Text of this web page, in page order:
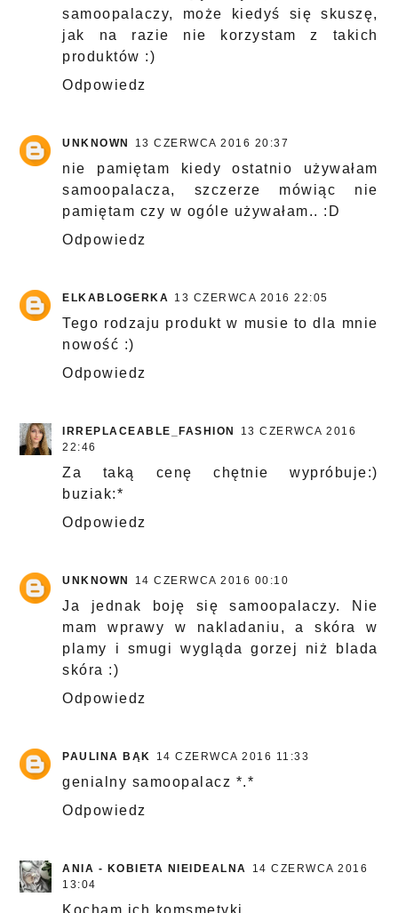
samoopalaczy, może kiedyś się skuszę,
jak na razie nie korzystam z takich
produktów :)
Odpowiedz
UNKNOWN 13 CZERWCA 2016 20:37
nie pamiętam kiedy ostatnio używałam
samoopalacza, szczerze mówiąc nie
pamiętam czy w ogóle używałam.. :D
Odpowiedz
ELKABLOGERKA 13 CZERWCA 2016 22:05
Tego rodzaju produkt w musie to dla mnie
nowość :)
Odpowiedz
IRREPLACEABLE_FASHION
13 CZERWCA 2016
22:46
Za taką cenę chętnie wypróbuje:)
buziak:*
Odpowiedz
UNKNOWN 14 CZERWCA 2016 00:10
Ja jednak boję się samoopalaczy. Nie
mam wprawy w nakladaniu, a skóra w
plamy i smugi wygląda gorzej niż blada
skóra :)
Odpowiedz
PAULINA BĄK 14 CZERWCA 2016 11:33
genialny samoopalacz *.*
Odpowiedz
ANIA - KOBIETA NIEIDEALNA
14 CZERWCA 2016
13:04